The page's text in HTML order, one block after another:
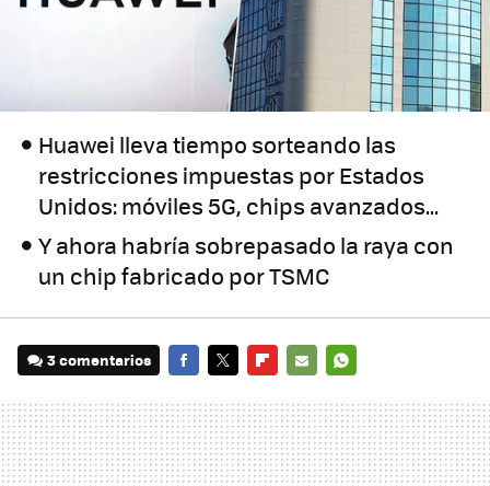
Huawei lleva tiempo sorteando las
restricciones impuestas por Estados
Unidos: móviles 5G, chips avanzados...
Y ahora habría sobrepasado la raya con
un chip fabricado por TSMC
3 comentarios
MAIL